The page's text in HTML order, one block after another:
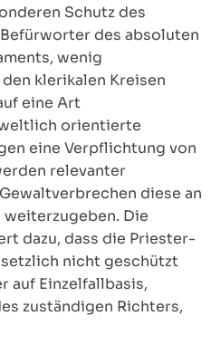
Schutz des
des absoluten
wenig
klerikalen Kreisen
eine Art
orientierte
eine Verpflichtung von
relevanter
diese an
Die
dazu, dass die Priester-
nicht geschützt
auf Einzelfallbasis,
zuständigen Richters,